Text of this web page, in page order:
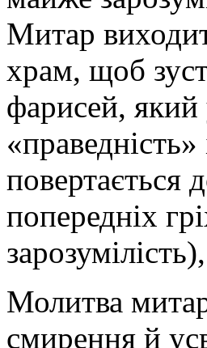
Митар
храм, щоб
фарисей, який
повертається
попередніх
Молитва
смирення й